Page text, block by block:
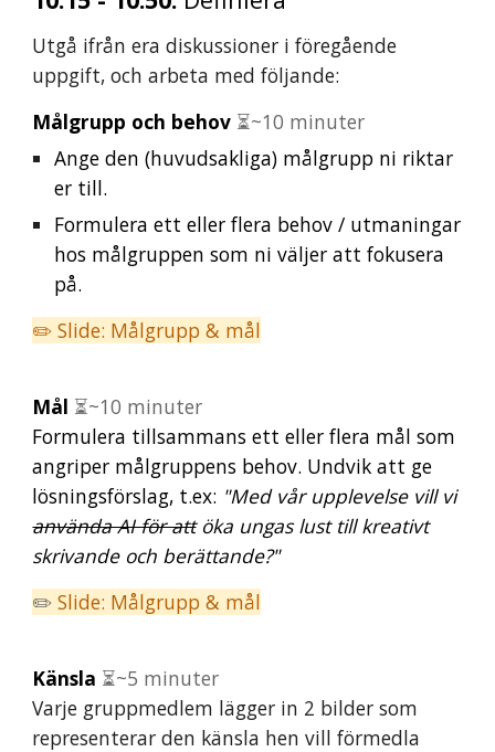
Utgå ifrån era diskussioner i föregående
uppgift, ocharbeta med följande:
Målgrupp och behov ⏳~10 minuter
Ange den (huvudsakliga) målgrupp ni riktar
er till.
Formulera ett eller flera behov / utmaningar
hos målgruppen som ni väljer att fokusera
på.
✏️ Slide: Målgrupp & mål
Mål ⏳~10 minuter
Formulera tillsammansett eller flera mål som
angriper målgruppens behov. Undvik att ge
lösningsförslag, t.ex: "Med vår upplevelse vill vi
använda AI för attöka ungas lust till kreativt
skrivande och berättande?"
✏️Slide: Målgrupp & mål
Känsla ⏳~5 minuter
Varje gruppmedlem lägger in 2 bilder som
representerar den känsla hen vill förmedla